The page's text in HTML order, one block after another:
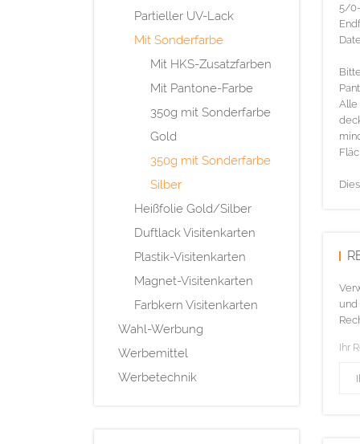
Partieller UV-Lack
Mit Sonderfarbe
Mit HKS-Zusatzfarben
Mit Pantone-Farbe
350g mit Sonderfarbe
Gold
350g mit Sonderfarbe
Silber
Heißfolie Gold/Silber
Duftlack Visitenkarten
Plastik-Visitenkarten
Magnet-Visitenkarten
Farbkern Visitenkarten
Wahl-Werbung
Werbemittel
Werbetechnik
5/0-
Alle
und
Ihr